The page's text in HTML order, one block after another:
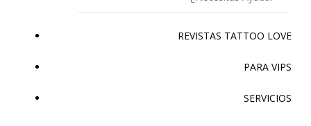
REVISTAS TATTOO LOVE
PARA VIPS
SERVICIOS